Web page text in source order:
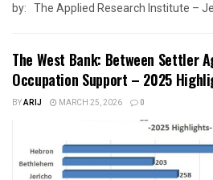
by: The Applied Research Institute –
The West Bank: Between Settler
Occupation Support – 2025
BYARIJ MARCH 25, 2026 0